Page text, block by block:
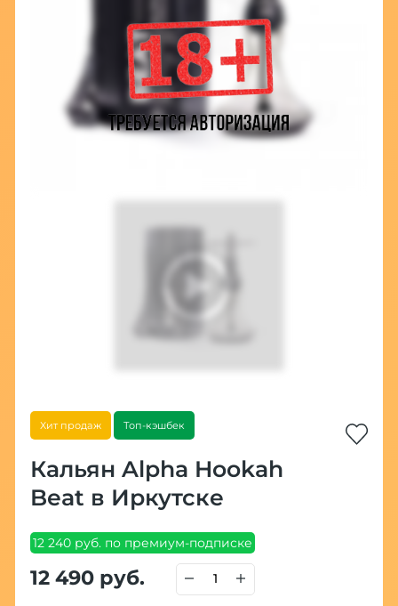
Хит продаж Топ-кэшбек
Кальян Alpha Hookah
Beat в Иркутске
12 240 руб. по премиум-подписке
12 490 руб.